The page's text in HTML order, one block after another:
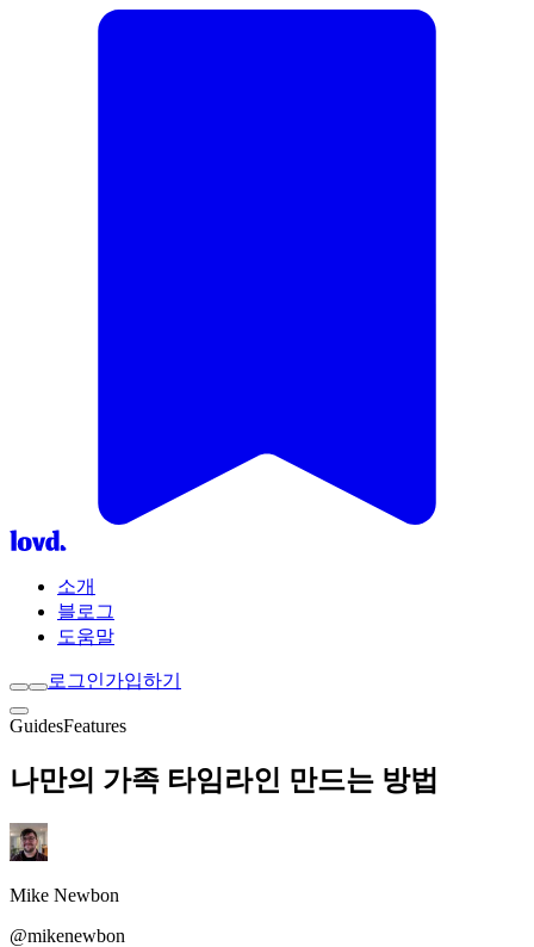
소개
블로그
도움말
로그인가입하기
GuidesFeatures
나만의 가족 타임라인 만드는 방법
Mike Newbon
@mikenewbon